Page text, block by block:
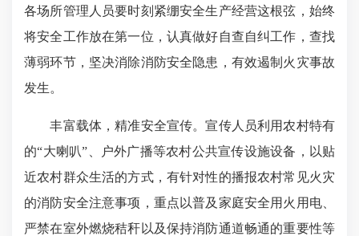
各场所管理人员要时刻紧绷安全生产经营这根弦，始终
将安全工作放在第一位，认真做好自查自纠工作，查找
薄弱环节，坚决消除消防安全隐患，有效遏制火灾事故
发生。
丰富载体，精准安全宣传。宣传人员利用农村特有
的“大喇叭”、户外广播等农村公共宣传设施设备，以贴
近农村群众生活的方式，有针对性的播报农村常见火灾
的消防安全注意事项，重点以普及家庭安全用火用电、
严禁在室外燃烧秸秆以及保持消防通道畅通的重要性等